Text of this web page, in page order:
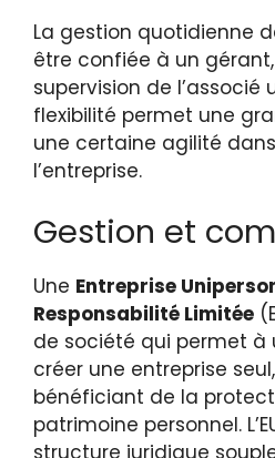
La gestion quotidienne
être confiée à un
supervision de l’associé
flexibilité permet une
une certaine agilité
l’entreprise.
Gestion et
Une Entreprise
Responsabilité Limitée
de société qui permet à
créer une entreprise
bénéficiant de la
patrimoine personnel.